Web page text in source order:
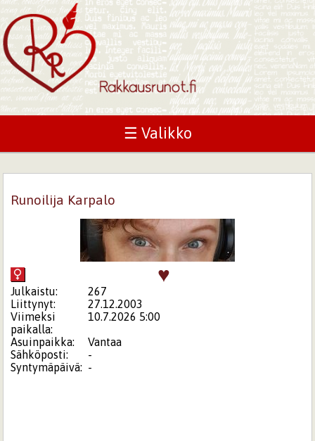
☰ Valikko
Runoilija Karpalo
♥
Julkaistu:
267
Liittynyt:
27.12.2003
Viimeksi
paikalla:
10.7.2026 5:00
Asuinpaikka:
Vantaa
Sähköposti:
-
Syntymäpäivä: -